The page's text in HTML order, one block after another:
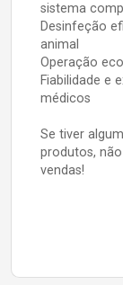
sistema
Desinfeção
animal
Operação
Fiabilidade e
médicos
Se tiver
produtos,
vendas!